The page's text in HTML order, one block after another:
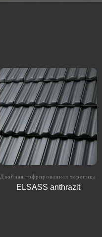
Двойная гофрированная черепица
ELSASS anthrazit